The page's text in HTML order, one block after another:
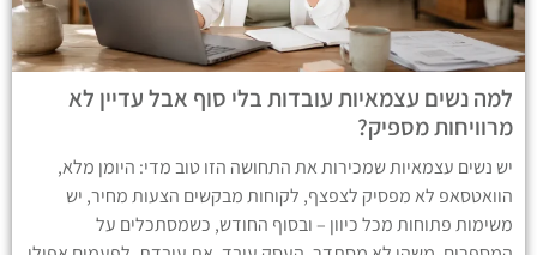
למה נשים עצמאיות עובדות בלי סוף אבל עדיין לא
מרוויחות מספיק?
יש נשים עצמאיות שמכירות את התחושה הזו טוב מדי: היומן מלא,
הוואטסאפ לא מפסיק לצפצף, לקוחות מבקשים הצעות מחיר, יש
משימות פתוחות מכל כיוון – ובסוף החודש, כשמסתכלים על